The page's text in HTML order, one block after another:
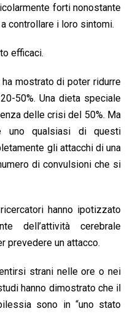
forti nonostante
controllare i loro sintomi.
efficaci.
mostrato di poter ridurre
50%. Una dieta speciale
delle crisi del 50%. Ma
uno qualsiasi di questi
gli attacchi di una
di convulsioni che si
hanno ipotizzato
dell’attività cerebrale
prevedere un attacco.
strani nelle ore o nei
hanno dimostrato che il
sono in “uno stato